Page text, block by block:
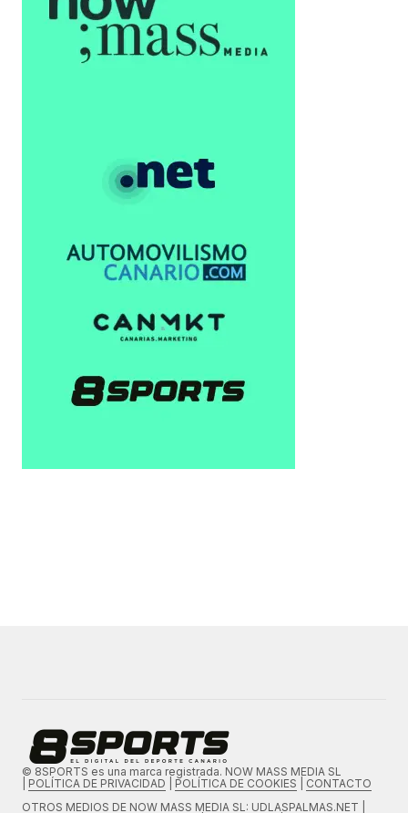
© 8SPORTS es una marca registrada. NOW MASS MEDIA SL
POLÍTICA DE PRIVACIDAD POLÍTICA DE COOKIES
CONTACTO
OTROS MEDIOS DE NOW MASS MEDIA SL: UDLASPALMAS.NET |